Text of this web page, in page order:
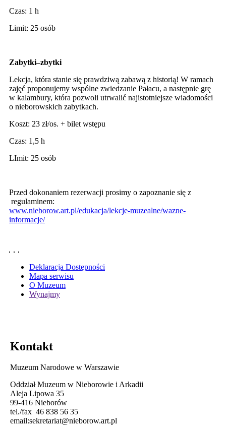
Czas: 1 h
Limit: 25 osób
Zabytki–zbytki
Lekcja, która stanie się prawdziwą zabawą z historią! W ramach
zajęć proponujemy wspólne zwiedzanie Pałacu, a następnie grę
w kalambury, która pozwoli utrwalić najistotniejsze wiadomości
o nieborowskich zabytkach.
Koszt: 23 zł/os. + bilet wstępu
Czas: 1,5 h
LImit: 25 osób
Przed dokonaniem rezerwacji prosimy o zapoznanie się z
regulaminem:
www.nieborow.art.pl/edukacja/lekcje-muzealne/wazne-
informacje/
Deklaracja Dostępności
Mapa serwisu
O Muzeum
Wynajmy
Kontakt
Muzeum Narodowe w Warszawie
Oddział Muzeum w Nieborowie i Arkadii
Aleja Lipowa 35
99-416 Nieborów
tel./fax 46 838 56 35
email:sekretariat@nieborow.art.pl